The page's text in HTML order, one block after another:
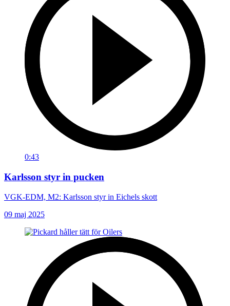
0:43
Karlsson styr in pucken
VGK-EDM, M2: Karlsson styr in Eichels skott
09 maj 2025